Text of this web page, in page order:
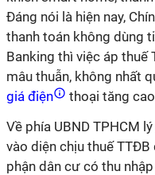
Đáng nói là hiện nay,
thanh toán không dùng
Banking thì việc áp thuế
mâu thuẫn, không nhất
giá điện
thoại tăng
Về phía UBND TPHCM
vào diện chịu thuế
phận dân cư có thu